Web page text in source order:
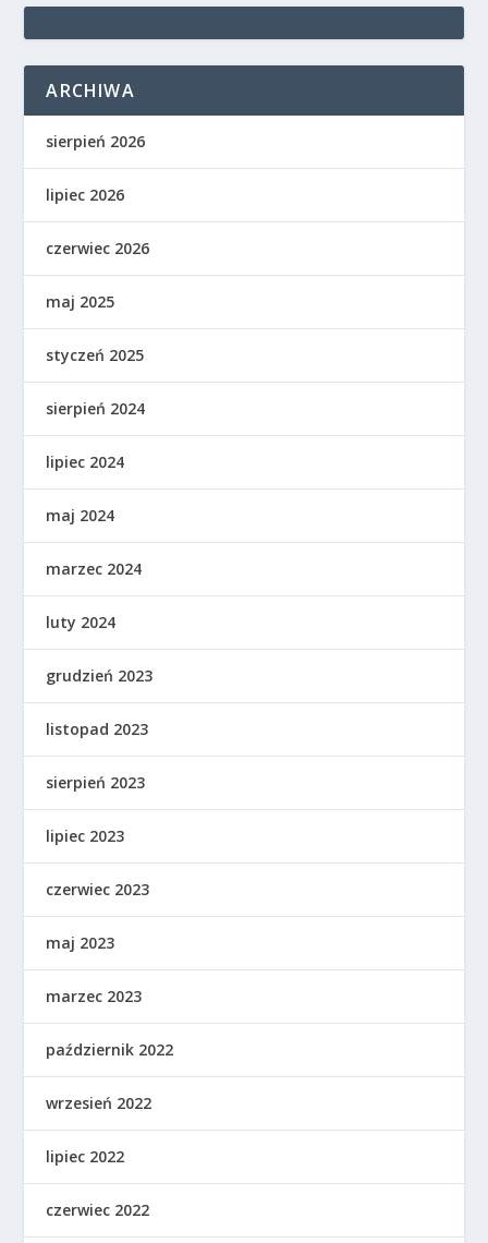
ARCHIWA
sierpień 2026
lipiec 2026
czerwiec 2026
maj 2025
styczeń 2025
sierpień 2024
lipiec 2024
maj 2024
marzec 2024
luty 2024
grudzień 2023
listopad 2023
sierpień 2023
lipiec 2023
czerwiec 2023
maj 2023
marzec 2023
październik 2022
wrzesień 2022
lipiec 2022
czerwiec 2022